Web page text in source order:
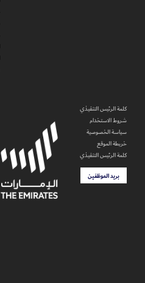
كلمة الرئيس التنفيذي
شروط الاستخدام
سياسة الخصوصية
خريطة الموقع
كلمة الرئيس التنفيذي
بريد الموظفين